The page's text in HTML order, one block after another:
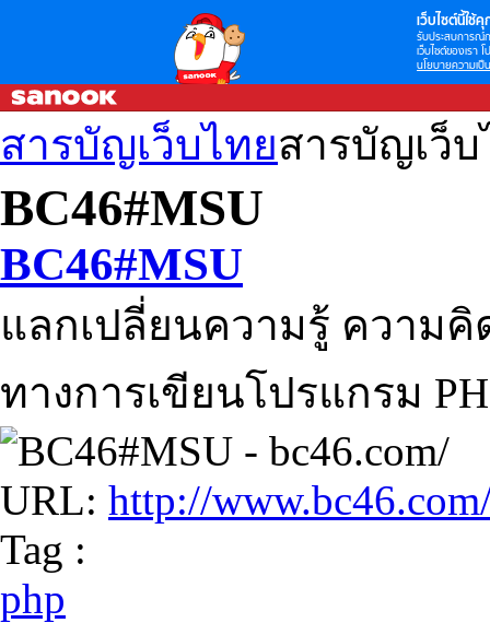
เว็บไซต์นี้ใช้คุ
รับประสบการณ์
เว็บไซต์ของเรา
นโยบายความเป็
สารบัญเว็บไทยสารบัญเว็
BC46#MSU
BC46#MSU
แลกเปลี่ยนความรู้ ความ
ทางการเขียนโปรแกรม
URL: http://
Tag :
php